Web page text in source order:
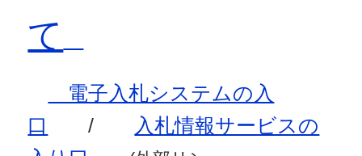
て
電子入札システムの入
口
/
入札情報サービスの